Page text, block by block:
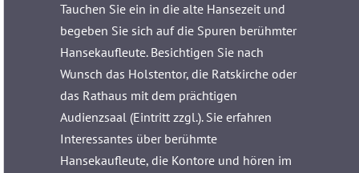
Tauchen Sie ein in die alte Hansezeit und
begeben Sie sich auf die Spuren berühmter
Hansekaufleute. Besichtigen Sie nach
Wunsch das Holstentor, die Ratskirche oder
das Rathaus mit dem prächtigen
Audienzsaal (Eintritt zzgl.). Sie erfahren
Interessantes über berühmte
Hansekaufleute, die Kontore und hören im